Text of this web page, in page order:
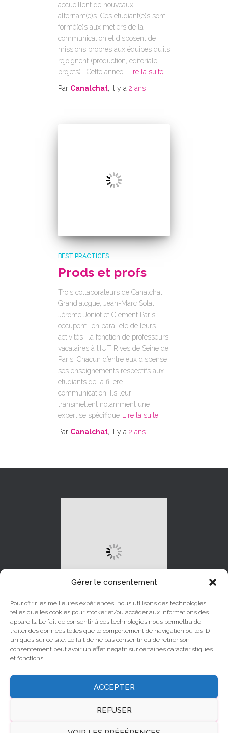
Gérer le consentement
Pour offrir les meilleures expériences, nous utilisons des technologies
telles que les cookies pour stocker et/ou accéder aux informations des
appareils. Le fait de consentir à ces technologies nous permettra de
traiter des données telles que le comportement de navigation ou les ID
uniques sur ce site. Le fait de ne pas consentir ou de retirer son
consentement peut avoir un effet négatif sur certaines caractéristiques
et fonctions.
ACCEPTER
REFUSER
accueillent de nouveaux
alternant(e)s. Ces étudiant(e)s sont
formé(e)s aux métiers de la
communication et disposent de
missions propres aux équipes qu’ils
rejoignent (production, éditoriale,
projets). Cette année,
Lire la suite
Par Canalchat, il y a 2 ans
BEST PRACTICES
Prods et profs
Trois collaborateurs de Canalchat
Grandialogue, Jean-Marc Solal,
Jérôme Joniot et Clément Paris,
occupent -en parallèle de leurs
activités- la fonction de professeurs
vacataires à l’IUT Rives de Seine de
Paris. Chacun d’entre eux dispense
ses enseignements respectifs aux
étudiants de la filière
communication. Ils leur
transmettent notamment une
expertise spécifique
Lire la suite
Par Canalchat, il y a 2 ans
LINKEDIN INSTAGRAM
X